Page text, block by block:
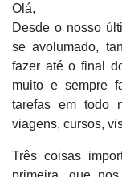
Olá,
Desde o nosso
se avolumado,
fazer até o final
muito e sempre
tarefas em todo
viagens, cursos,
Três coisas